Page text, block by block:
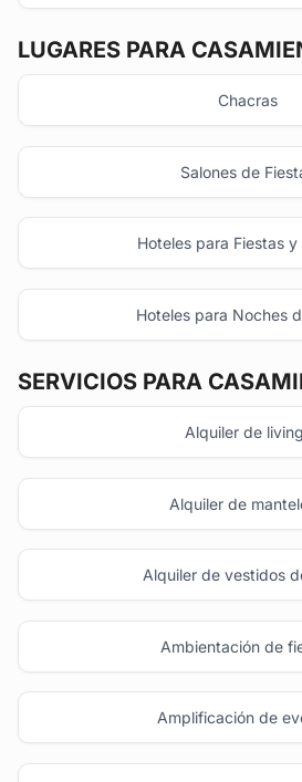
LUGARES PARA
Chacras
Salones de
Hoteles para Fiestas y
Hoteles para Noches
SERVICIOS PARA
Alquiler de
Alquiler de
Alquiler de vestidos
Ambientación de
Amplificación de